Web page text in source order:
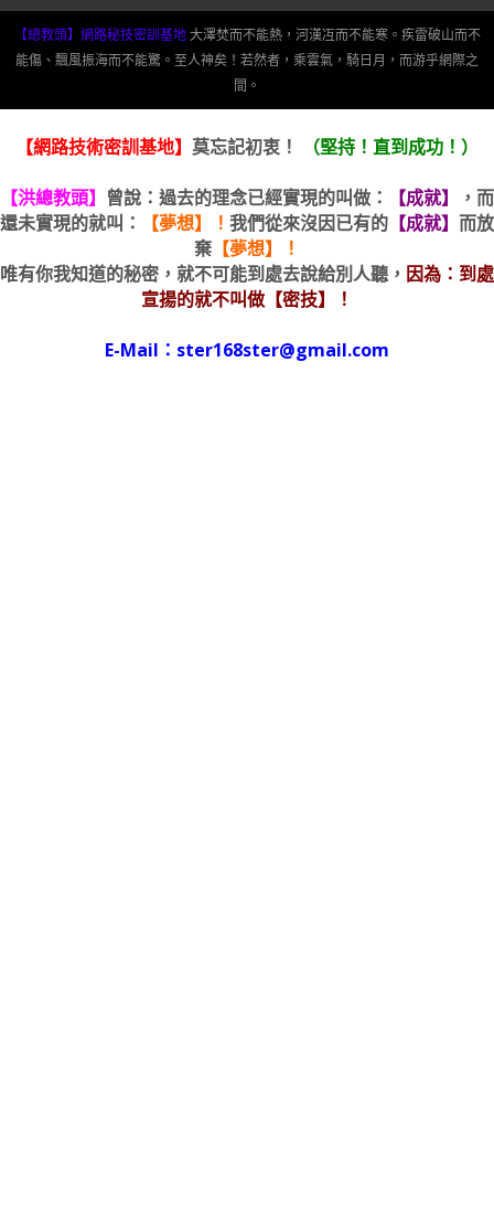
【總教頭】網路秘技密訓基地大澤焚而不能熱，河漢冱而不能寒。疾雷破山而不
能傷、飄風振海而不能驚。至人神矣！若然者，乘雲氣，騎日月，而游乎網際之
間。
【網路技術密訓基地】 莫忘記初衷！ （堅持！直到成功！）
【洪總教頭】 曾說：過去的理念已經實現的叫做： 【成就】
，而
還未實現的就叫：
【夢想】！ 我們從來沒因已有的 【成就】 而放
棄 【夢想】！
唯有你我知道的秘密，就不可能到處去說給別人聽， 因為：到處
宣揚的就不叫做【密技】！
E-Mail：ster168ster@gmail.com